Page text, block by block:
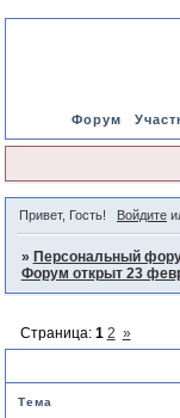
Форум
Привет, Гость! Войдите
» Персональный
Форум открыт 23
Страница: 1 2 »
Тема